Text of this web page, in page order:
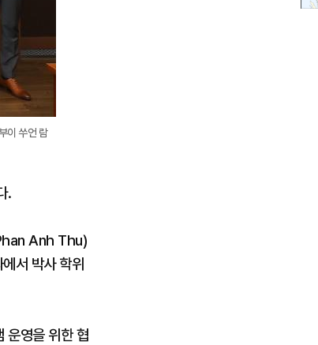
이 쑤언 람
.
Anh Thu)
서 박사 학위
운영을 위한 협